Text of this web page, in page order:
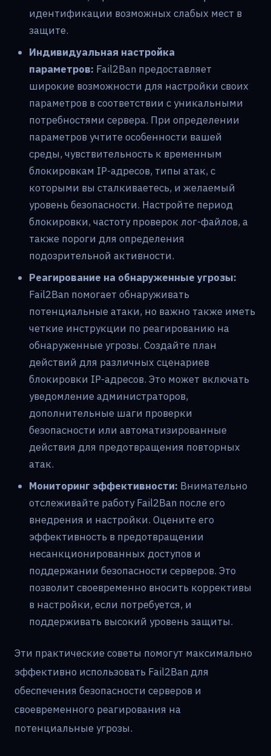
идентификации возможных слабых мест в
защите.
Индивидуальная настройка
параметров: Fail2Ban предоставляет
широкие возможности для настройки своих
параметров в соответствии с уникальными
потребностями сервера. При определении
параметров учтите особенности вашей
среды, чувствительность к временным
блокировкам IP-адресов, типы атак, с
которыми вы сталкиваетесь, и желаемый
уровень безопасности. Настройте период
блокировки, частоту проверок лог-файлов, а
также пороги для определения
подозрительной активности.
Реагирование на обнаруженные угрозы:
Fail2Ban помогает обнаруживать
потенциальные атаки, но важно также иметь
четкие инструкции по реагированию на
обнаруженные угрозы. Создайте план
действий для различных сценариев
блокировки IP-адресов. Это может включать
уведомление администраторов,
дополнительные шаги проверки
безопасности или автоматизированные
действия для предотвращения повторных
атак.
Мониторинг эффективности: Внимательно
отслеживайте работу Fail2Ban после его
внедрения и настройки. Оцените его
эффективность в предотвращении
несанкционированных доступов и
поддержании безопасности серверов. Это
позволит своевременно вносить коррективы
в настройки, если потребуется, и
поддерживать высокий уровень защиты.
Эти практические советы помогут максимально
эффективно использовать Fail2Ban для
обеспечения безопасности серверов и
своевременного реагирования на
потенциальные угрозы.